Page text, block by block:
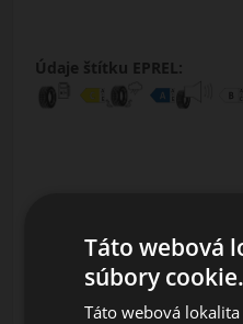
Údaje štítku EPREL:
ks
Táto webová
súbory cookie.
Táto webová